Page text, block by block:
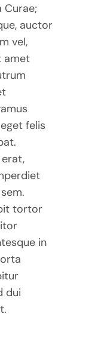
Curae;
auctor
vel,
amet
felis
tortor
in
dui